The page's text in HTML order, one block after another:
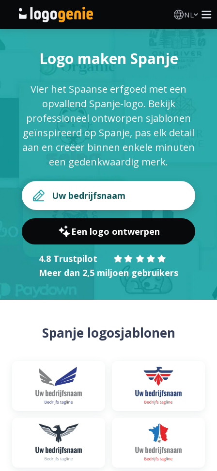
NL
AI logogenerator
Logo-ideeën
Gedrukte producten
Over
INLOGGEN
Logo maken Spanje
Vier het Spaanse erfgoed met een
opvallend Spanje-logo. Bekijk
professioneel ontworpen sjablonen
geïnspireerd op Spanje, pas elk detail
aan en creëer binnen enkele minuten
een gedenkwaardig merk.
Een logo ontwerpen
4.8 Trustpilot
Meer dan 2,5 miljoen gebruikers
Spanje logosjablonen